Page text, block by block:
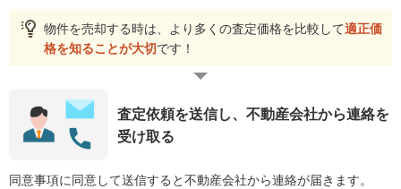
物件を売却する時は、より多くの査定価格を比較して適正価
格を知ることが大切です！
査定依頼を送信し、不動産会社から連絡を
受け取る
同意事項に同意して送信すると不動産会社から連絡が届きます。